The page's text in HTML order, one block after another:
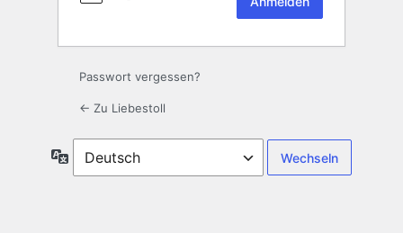
Passwort vergessen?
← Zu Liebestoll
Sprache